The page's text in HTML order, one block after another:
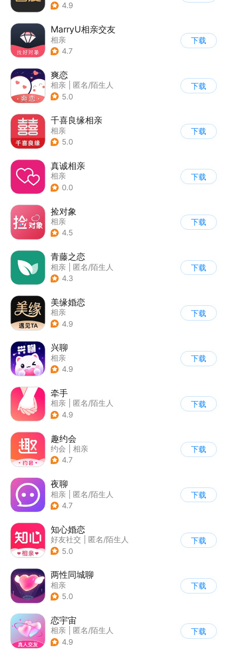
4.9
MarryU相亲交友
相亲
4.7
下载
爽恋
相亲
匿名/陌生人
5.0
下载
千喜良缘相亲
相亲
5.0
下载
真诚相亲
相亲
0.0
下载
捡对象
相亲
4.5
下载
青藤之恋
相亲
匿名/陌生人
4.3
下载
美缘婚恋
相亲
4.9
下载
兴聊
相亲
4.9
下载
牵手
相亲
匿名/陌生人
4.9
下载
趣约会
约会
相亲
4.7
下载
夜聊
相亲
匿名/陌生人
4.7
下载
知心婚恋
好友社交
匿名/陌生人
| 相亲
5.0
下载
两性同城聊
相亲
5.0
下载
恋宇宙
相亲
匿名/陌生人
4.9
下载